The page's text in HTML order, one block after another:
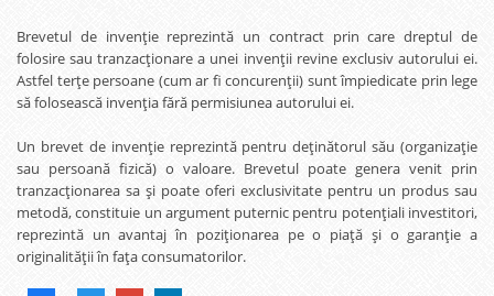
Brevetul de invenție reprezintă un contract prin care dreptul de
folosire sau tranzacționare a unei invenții revine exclusiv autorului ei.
Astfel terțe persoane (cum ar fi concurenții) sunt împiedicate prin lege
să folosească invenția fără permisiunea autorului ei.
Un brevet de invenție reprezintă pentru deținătorul său (organizație
sau persoană fizică) o valoare. Brevetul poate genera venit prin
tranzacționarea sa și poate oferi exclusivitate pentru un produs sau
metodă, constituie un argument puternic pentru potențiali investitori,
reprezintă un avantaj în poziționarea pe o piață și o garanție a
originalității în fața consumatorilor.